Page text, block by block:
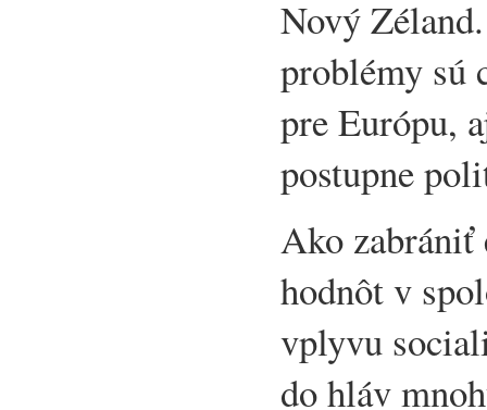
Nový
problémy sú
pre Európu,
postupne
Ako
hodnôt v
vplyvu
do hláv